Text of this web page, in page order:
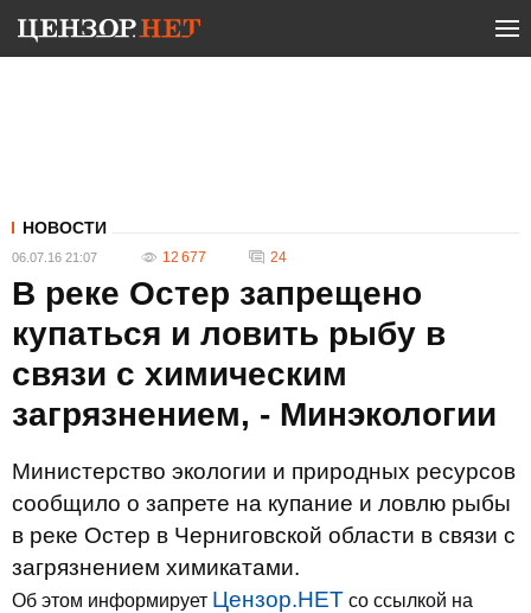
НОВОСТИ
06.07.16 21:07 12 677 24
В реке Остер запрещено
купаться и ловить рыбу в
связи с химическим
загрязнением, - Минэкологии
Министерство экологии и природных ресурсов
сообщило о запрете на купание и ловлю рыбы
в реке Остер в Черниговской области в связи с
загрязнением химикатами.
Об этом информирует Цензор.НЕТ со ссылкой на